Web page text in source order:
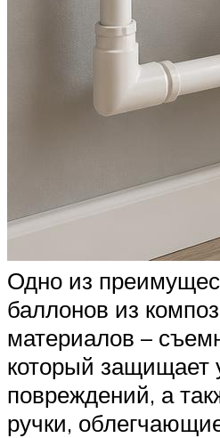
Одно из
баллонов из
материалов –
который защищает
повреждений, а
ручки,